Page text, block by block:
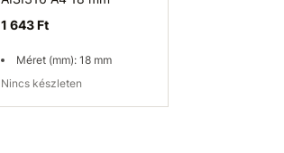
1 643 Ft
Méret (mm): 18 mm
Nincs készleten